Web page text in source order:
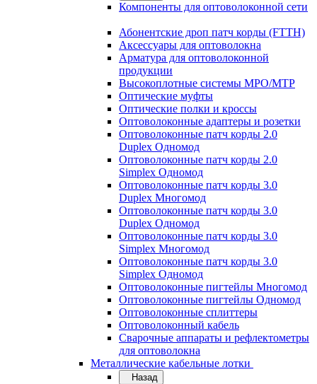
Компоненты для оптоволоконной сети
Абонентские дроп патч корды (FTTH)
Аксессуары для оптоволокна
Арматура для оптоволоконной
продукции
Высокоплотные системы MPO/MTP
Оптические муфты
Оптические полки и кроссы
Оптоволоконные адаптеры и розетки
Оптоволоконные патч корды 2.0
Duplex Одномод
Оптоволоконные патч корды 2.0
Simplex Одномод
Оптоволоконные патч корды 3.0
Duplex Многомод
Оптоволоконные патч корды 3.0
Duplex Одномод
Оптоволоконные патч корды 3.0
Simplex Многомод
Оптоволоконные патч корды 3.0
Simplex Одномод
Оптоволоконные пигтейлы Многомод
Оптоволоконные пигтейлы Одномод
Оптоволоконные сплиттеры
Оптоволоконный кабель
Сварочные аппараты и рефлектометры
для оптоволокна
Металлические кабельные лотки
Назад